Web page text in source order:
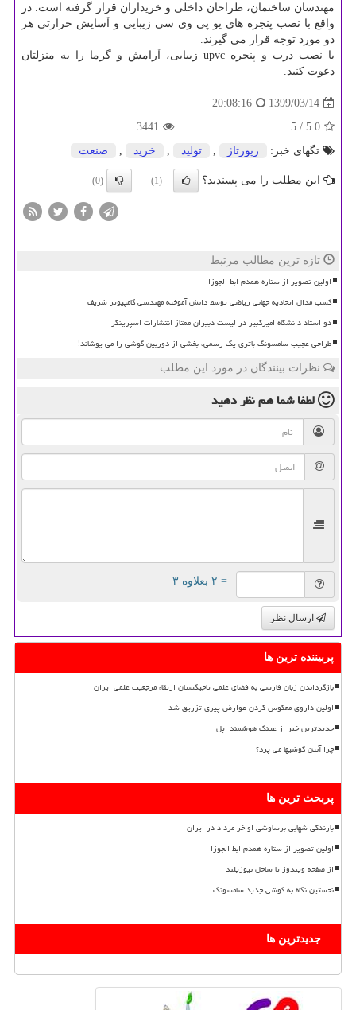
مهندسان ساختمان، طراحان داخلی و خریداران قرار گرفته است. در
واقع با نصب پنجره های یو پی وی سی زیبایی و آسایش حرارتی هر
دو مورد توجه قرار می گیرند.
با نصب درب و پنجره upvc زیبایی، آرامش و گرما را به منزلتان
دعوت کنید.
1399/03/14
20:08:16
5.0
/ 5
3441
تگهای خبر:
رپورتاژ , تولید , خرید , صنعت
این مطلب را می پسندید؟ (1)
(0)
تازه ترین مطالب مرتبط
اولین تصویر از ستاره همدم ابط الجوزا
کسب مدال اتحادیه جهانی ریاضی توسط دانش آموخته مهندسی کامپیوتر شریف
دو استاد دانشگاه امیرکبیر در لیست دبیران ممتاز انتشارات اسپرینگر
طراحی عجیب سامسونگ باتری پک رسمی، بخشی از دوربین گوشی را می پوشاند!
نظرات بینندگان در مورد این مطلب
لطفا شما همنظر دهید
= ۲ بعلاوه ۳
ارسال نظر
پربیننده ترین ها
بازگرداندن زبان فارسی به فضای علمی تاجیکستان ارتقاء مرجعیت علمی ایران
اولین داروی معکوس کردن عوارض پیری تزریق شد
جدیدترین خبر از عینک هوشمند اپل
چرا آنتن گوشیها می پرد؟
پربحث ترین ها
بارندگی شهابی برساوشی اواخر مرداد در ایران
اولین تصویر از ستاره همدم ابط الجوزا
از صفحه ویندوز تا ساحل نیوزیلند
نخستین نگاه به گوشی جدید سامسونگ
جدیدترین ها